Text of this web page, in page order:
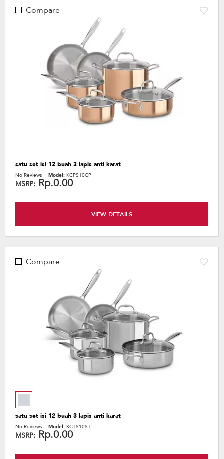
Compare
satu set isi 12 buah 3 lapis anti karat
No Reviews Model: KCPS10CP
MSRP: Rp.0.00
VIEW DETAILS
Compare
satu set isi 12 buah 3 lapis anti karat
No Reviews Model: KCTS10ST
MSRP: Rp.0.00